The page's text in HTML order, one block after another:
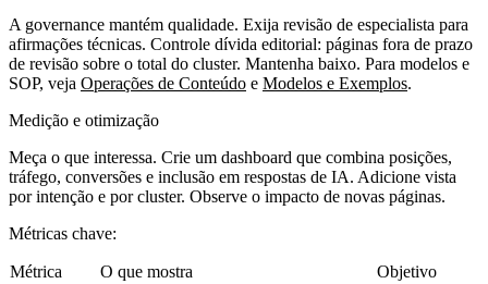
A governance mantém qualidade. Exija revisão de especialista para
afirmações técnicas. Controle dívida editorial: páginas fora de prazo
de revisão sobre o total do cluster. Mantenha baixo. Para modelos e
SOP, veja Operações de Conteúdo e Modelos e Exemplos.
Medição e otimização
Meça o que interessa. Crie um dashboard que combina posições,
tráfego, conversões e inclusão em respostas de IA. Adicione vista
por intenção e por cluster. Observe o impacto de novas páginas.
Métricas chave:
Métrica O que mostra
Objetivo